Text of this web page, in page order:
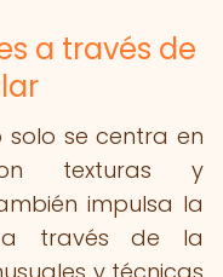
a través de
se centra en
texturas y
impulsa la
a través de la